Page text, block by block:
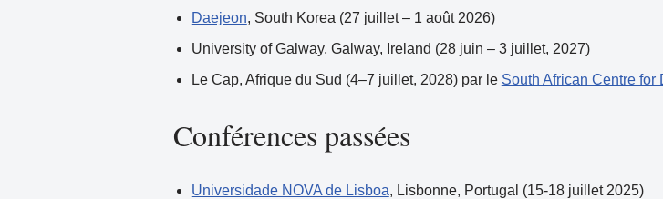
Daejeon, South Korea (27 juillet – 1 août 2026)
University of Galway, Galway, Ireland (28 juin – 3 juillet, 2027)
Le Cap, Afrique du Sud (4–7 juillet, 2028) par le South African Centre
Conférences passées
Universidade NOVA de Lisboa, Lisbonne, Portugal (15-18 juillet 2025)